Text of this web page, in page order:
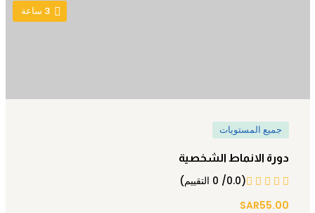
3 ساعة
جميع المستويات
دورة الانماط الشخصية
(0.0/ 0 التقييم)
SAR55.00